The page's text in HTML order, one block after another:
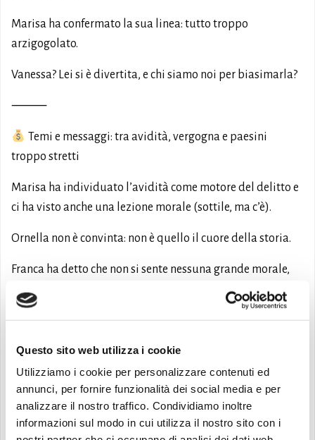
Questo sito web utilizza i cookie
Utilizziamo i cookie per personalizzare contenuti ed
annunci, per fornire funzionalità dei social media e per
analizzare il nostro traffico. Condividiamo inoltre
informazioni sul modo in cui utilizza il nostro sito con i
Marisa ha confermato la sua linea: tutto troppo
arzigogolato.
Vanessa? Lei si è divertita, e chi siamo noi per biasimarla?
⸻
Temi e messaggi: tra avidità, vergogna e paesini
troppo stretti
Marisa ha individuato l’avidità come motore del delitto e
ci ha visto anche una lezione morale (sottile, ma c’è).
Ornella non è convinta: non è quello il cuore della storia.
Franca ha detto che non si sente nessuna grande morale,
ma solo un paese soffocante dove non succede mai niente
– tranne un omicidio, va beh.
“l’occasione rende l’uomo ladro”.
Nel gruppo si è parlato tanto anche di vergogna, di
immagine sociale, di come i personaggi siano vittime di
costrutti così rigidi che sembrano decidere per loro.